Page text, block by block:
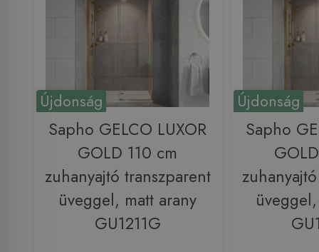
Újdonság
Sapho GELCO LUXOR
GOLD 110 cm
zuhanyajtó transzparent
üveggel, matt arany
GU1211G
Újdonság
Sapho